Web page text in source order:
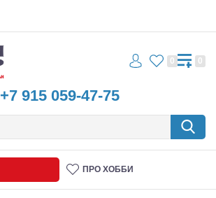
+7 915 059-47-75
0 0
ПРО ХОББИ